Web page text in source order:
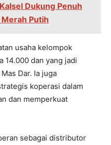
Dukung Penuh
Putih
usaha kelompok
14.000 dan yang jadi
Dar. Ia juga
koperasi dalam
dan memperkuat
sebagai distributor